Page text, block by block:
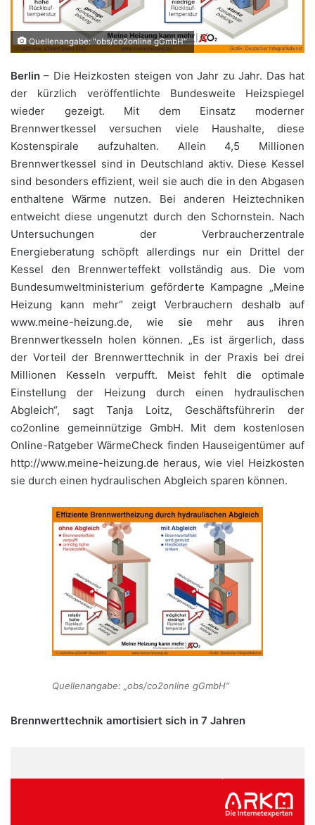
Quellenangabe: "obs/co2online gGmbH"
Berlin – Die Heizkosten steigen von Jahr zu Jahr. Das hat
der kürzlich veröffentlichte Bundesweite Heizspiegel
wieder gezeigt. Mit dem Einsatz moderner
Brennwertkessel versuchen viele Haushalte, diese
Kostenspirale aufzuhalten. Allein 4,5 Millionen
Brennwertkessel sind in Deutschland aktiv. Diese Kessel
sind besonders effizient, weil sie auch die in den Abgasen
enthaltene Wärme nutzen. Bei anderen Heiztechniken
entweicht diese ungenutzt durch den Schornstein. Nach
Untersuchungen der Verbraucherzentrale
Energieberatung schöpft allerdings nur ein Drittel der
Kessel den Brennwerteffekt vollständig aus. Die vom
Bundesumweltministerium geförderte Kampagne „Meine
Heizung kann mehr“ zeigt Verbrauchern deshalb auf
www.meine-heizung.de, wie sie mehr aus ihren
Brennwertkesseln holen können. „Es ist ärgerlich, dass
der Vorteil der Brennwerttechnik in der Praxis bei drei
Millionen Kesseln verpufft. Meist fehlt die optimale
Einstellung der Heizung durch einen hydraulischen
Abgleich“, sagt Tanja Loitz, Geschäftsführerin der
co2online gemeinnützige GmbH. Mit dem kostenlosen
Online-Ratgeber WärmeCheck finden Hauseigentümer auf
http://www.meine-heizung.de heraus, wie viel Heizkosten
sie durch einen hydraulischen Abgleich sparen können.
Quellenangabe: „obs/co2online gGmbH“
Brennwerttechnik amortisiert sich in 7 Jahren